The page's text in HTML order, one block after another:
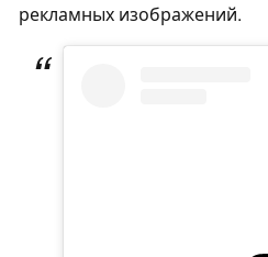
рекламных изображений.